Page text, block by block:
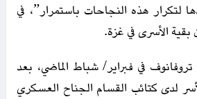
هذه النجاحات باستمرار”، في
بقية الأسرى في غزة.
في فبراير/ شباط الماضي، بعد
من الأسر لدى كتائب القسام الجناح العسكري